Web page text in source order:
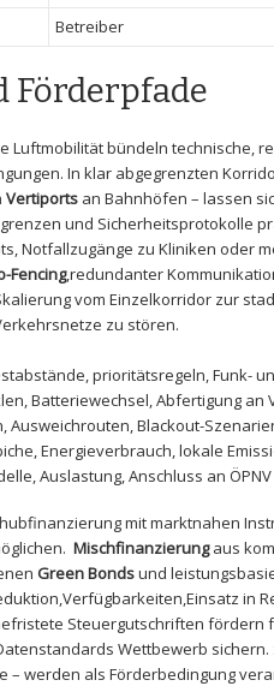
Betreiber
Förderpfade
⁢Luftmobilität bündeln technische,
In klar abgegrenzten
Vertiports an Bahnhöfen – lassen
‍und⁤ Sicherheitsprotokolle
Notfallzugänge ‌zu‍ Kliniken oder
Fencing,redundanter
vom Einzelkorridor zur
zu ⁢stören.
prioritätsregeln, Funk-
Batteriewechsel, Abfertigung an
Ausweichrouten, Blackout-
Energieverbrauch, lokale
Auslastung, Anschluss an ÖPNV
mit marktnahen⁢
Mischfinanzierungaus
Green ‌Bondsund
in
Steuergutschriften
Wettbewerb
– werden als Förderbedingung⁣